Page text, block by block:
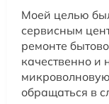
Моей целью
сервисным
ремонте
качественно и
обращаться в